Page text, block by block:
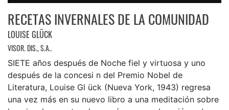
RECETAS INVERNALES DE LA COMUNIDAD
LOUISE GLÜCK
VISOR. DIS., S.A..
SIETE años después de Noche fiel y virtuosa y uno
después de la concesi n del Premio Nobel de
Literatura, Louise Gl ück (Nueva York, 1943) regresa
una vez más en su nuevo libro a una meditación sobre